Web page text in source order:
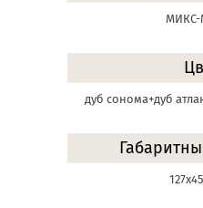
МИКС-
дуб сонома+дуб